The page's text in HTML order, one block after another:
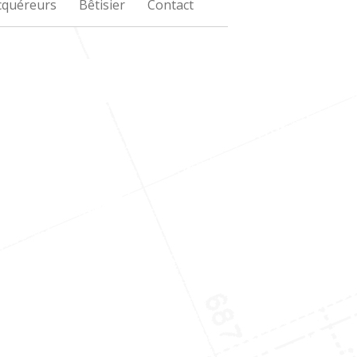
Bêtisier Contact